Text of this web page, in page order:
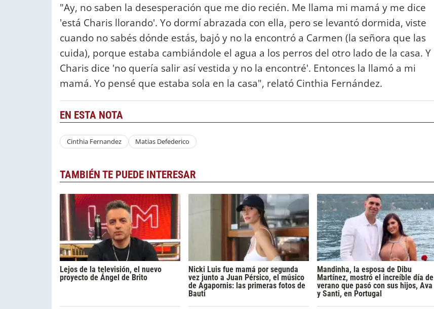
"Ay, no saben la desesperación que me dio recién. Me llama mi mamá y me dice
'está Charis llorando'. Yo dormí abrazada con ella, pero se levantó dormida, viste
cuando no sabés dónde estás, bajó y no la encontró a Carmen (la señora que las
cuida), porque estaba cambiándole el agua a los perros del otro lado de la casa. Y
Charis dice 'no quería salir así vestida y no la encontré'. Entonces la llamó a mi
mamá. Yo pensé que estaba sola en la casa", relató Cinthia Fernández.
EN ESTA NOTA
Cinthia Fernandez Matias Defederico
TAMBIÉN TE PUEDE INTERESAR
Lejos de la televisión, el nuevo
proyecto de Ángel de Brito
Nicki Luis fue mamá por segunda
vez junto a Juan Pérsico, el músico
de Agapornis: las primeras fotos de
Bauti
Mandinha, la esposa de Dibu
Martínez, mostró el increíble día de
verano que pasó con sus hijos, Ava
y Santi, en Portugal